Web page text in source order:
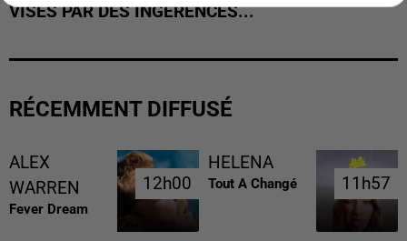
VISÉS PAR DES INGÉRENCES...
RÉCEMMENT DIFFUSÉ
ALEX
WARREN
Fever Dream
12h00
12h00
HELENA
Tout A Changé 11h57
11h57